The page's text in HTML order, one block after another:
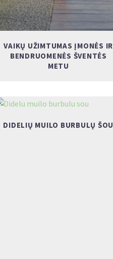
VAIKŲ UŽIMTUMAS ĮMONĖS IR
BENDRUOMENĖS ŠVENTĖS
METU
DIDELIŲ MUILO BURBULŲ ŠOU